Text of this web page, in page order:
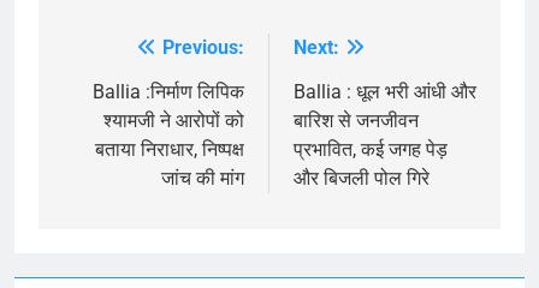
navigation
Previous:
Ballia :निर्माण लिपिक
श्यामजी ने आरोपों को
बताया निराधार, निष्पक्ष
जांच की मांग
Next:
Ballia : धूल भरी आंधी और
बारिश से जनजीवन
प्रभावित, कई जगह पेड़
और बिजली पोल गिरे